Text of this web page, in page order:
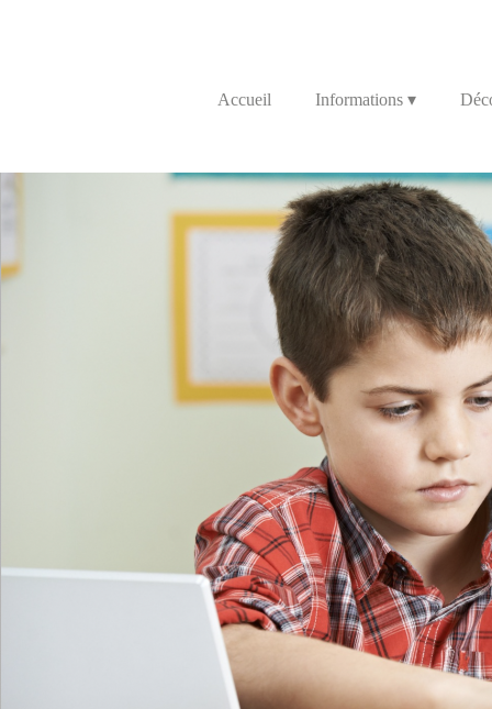
Accueil Informations ▾